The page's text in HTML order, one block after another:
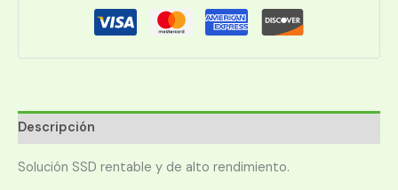
Descripción
Solución SSD rentable y de alto rendimiento.